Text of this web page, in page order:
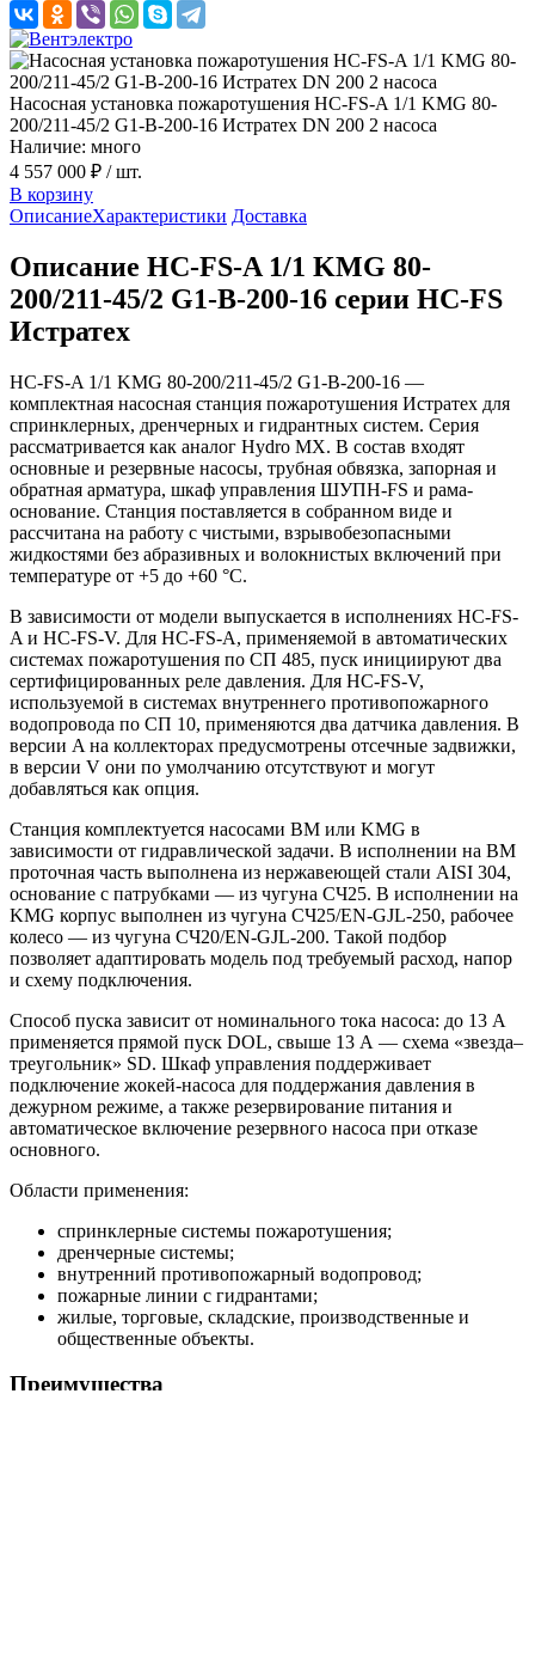
Насосная установка пожаротушения HC-FS-A 1/1 KMG 80-
200/211-45/2 G1-B-200-16 Истратех DN 200 2 насоса
Наличие: много
4 557 000 ₽ / шт.
В корзину
ОписаниеХарактеристики Доставка
Описание HC-FS-A 1/1 KMG 80-
200/211-45/2 G1-B-200-16 серии HC-FS
Истратех
HC-FS-A 1/1 KMG 80-200/211-45/2 G1-B-200-16 —
комплектная насосная станция пожаротушения Истратех для
спринклерных, дренчерных и гидрантных систем. Серия
рассматривается как аналог Hydro MX. В состав входят
основные и резервные насосы, трубная обвязка, запорная и
обратная арматура, шкаф управления ШУПН-FS и рама-
основание. Станция поставляется в собранном виде и
рассчитана на работу с чистыми, взрывобезопасными
жидкостями без абразивных и волокнистых включений при
температуре от +5 до +60 °С.
В зависимости от модели выпускается в исполнениях HC-FS-
A и HC-FS-V. Для HC-FS-A, применяемой в автоматических
системах пожаротушения по СП 485, пуск инициируют два
сертифицированных реле давления. Для HC-FS-V,
используемой в системах внутреннего противопожарного
водопровода по СП 10, применяются два датчика давления. В
версии A на коллекторах предусмотрены отсечные задвижки,
в версии V они по умолчанию отсутствуют и могут
добавляться как опция.
Станция комплектуется насосами BM или KMG в
зависимости от гидравлической задачи. В исполнении на BM
проточная часть выполнена из нержавеющей стали AISI 304,
основание с патрубками — из чугуна СЧ25. В исполнении на
KMG корпус выполнен из чугуна СЧ25/EN-GJL-250, рабочее
колесо — из чугуна СЧ20/EN-GJL-200. Такой подбор
позволяет адаптировать модель под требуемый расход, напор
и схему подключения.
Способ пуска зависит от номинального тока насоса: до 13 А
применяется прямой пуск DOL, свыше 13 А — схема «звезда–
треугольник» SD. Шкаф управления поддерживает
подключение жокей-насоса для поддержания давления в
дежурном режиме, а также резервирование питания и
автоматическое включение резервного насоса при отказе
основного.
Области применения:
спринклерные системы пожаротушения;
дренчерные системы;
внутренний противопожарный водопровод;
пожарные линии с гидрантами;
жилые, торговые, складские, производственные и
общественные объекты.
Преимущества